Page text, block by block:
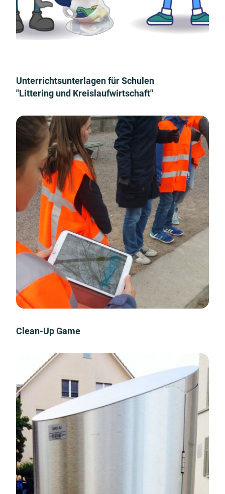
Unterrichtsunterlagen für Schulen
"Littering und Kreislaufwirtschaft"
Clean-Up Game